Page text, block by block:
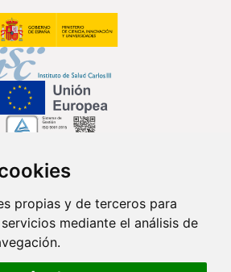
propias y de terceros para
mediante el análisis de
en...
Contacto
3-5. Pabellón 11. Planta 0 28029 Madrid